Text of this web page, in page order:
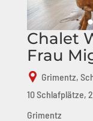
Chalet
Frau
Grimentz,
10 Schlafplätze,
Grimentz